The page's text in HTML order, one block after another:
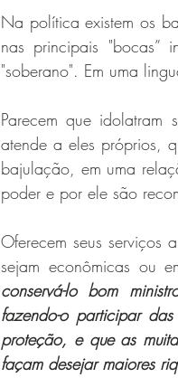
Na política existem os
nas principais "bocas”
"soberano". Em uma
Parecem que
atende a eles próprios,
bajulação, em uma
poder e por ele são
Oferecem seus serviços
sejam econômicas ou
conservá-lo bom
fazendo-o participar
proteção, e que as
façam desejar maiores